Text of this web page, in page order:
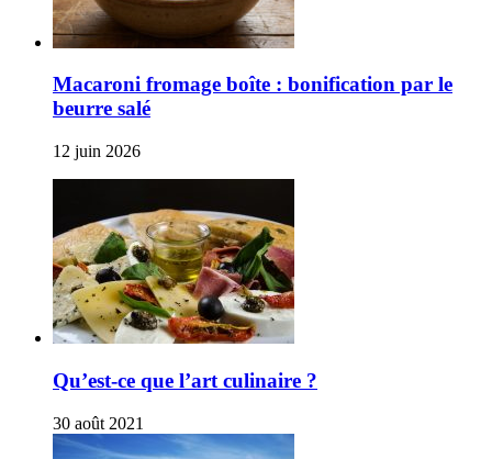
Macaroni fromage boîte : bonification par le
beurre salé
12 juin 2026
Qu’est-ce que l’art culinaire ?
30 août 2021